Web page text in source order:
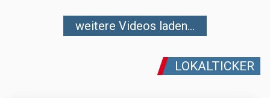
weitere Videos laden...
LOKALTICKER